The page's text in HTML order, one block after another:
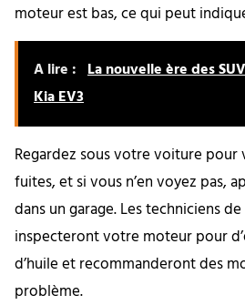
moteur est bas, ce qui peut
A lire : La nouvelle ère des
Kia EV3
Regardez sous votre voiture pour
fuites, et si vous n’en voyez pas,
dans un garage. Les techniciens
inspecteront votre moteur pour
d’huile et recommanderont des
problème.